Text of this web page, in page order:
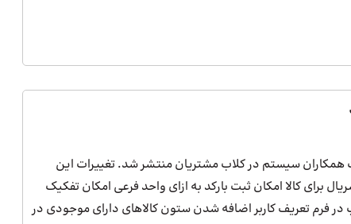
افزار دشت همکاران سیستم در کلاب مشتریان منتشر شد. تغییرات این
برای کالا امکان ثبت بارکد به ازای واحد فرعی امکان تفکیک
فرم تعریف کاربر اضافه شدن ستون کالاهای دارای موجودی در